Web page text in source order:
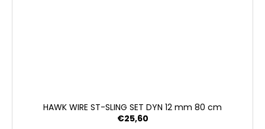
HAWK WIRE ST-SLING SET DYN 12 mm 80 cm
€25,60